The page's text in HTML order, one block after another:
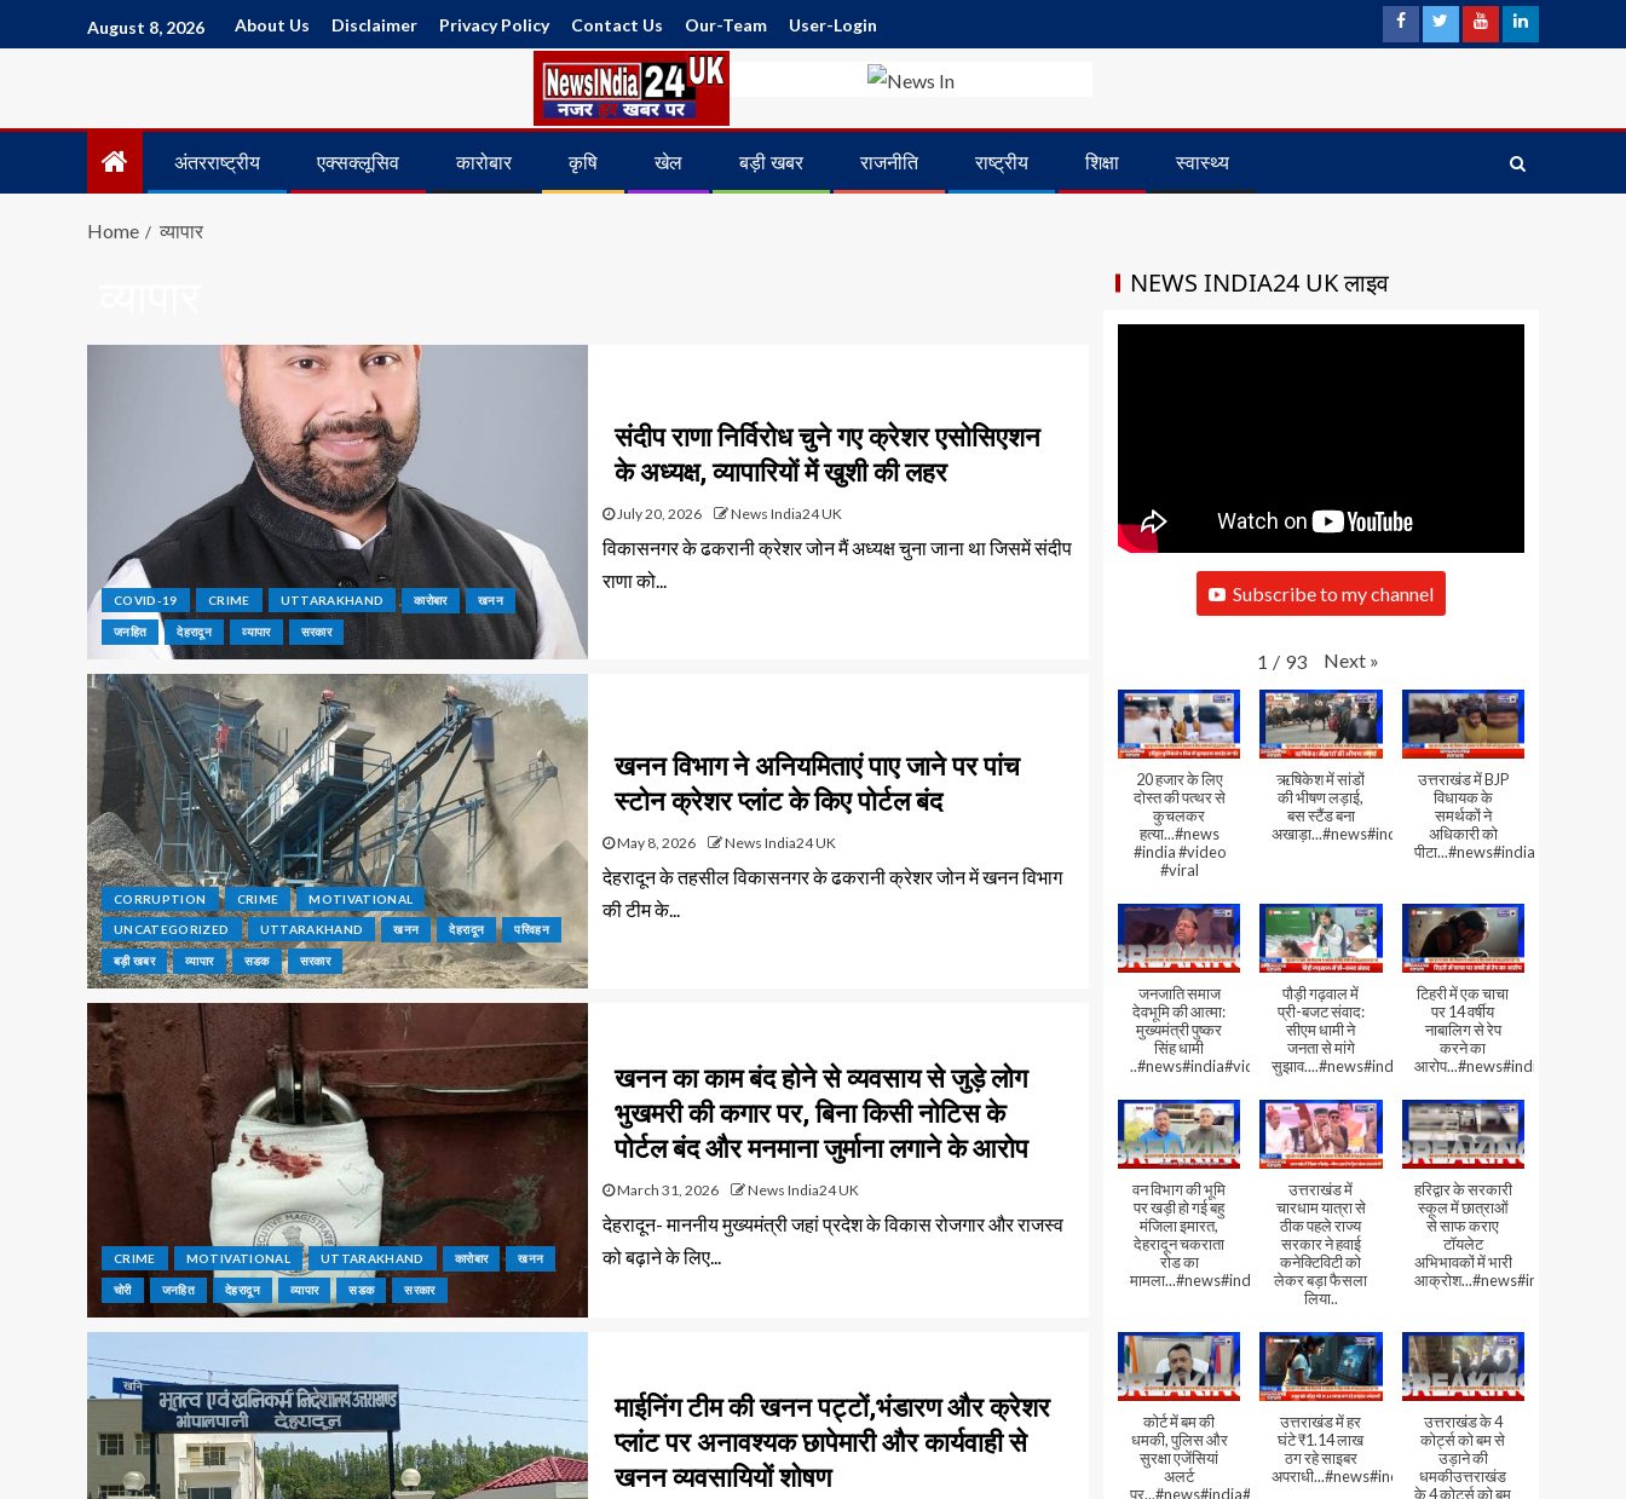
August 8, 2026 About Us Disclaimer Privacy Policy Contact Us Our-Team User-Login
अंतरराष्ट्रीय एक्सक्लूसिव कारोबार कृषि खेल बड़ी खबर राजनीति राष्ट्रीय शिक्षा स्वास्थ्य
Home व्यापार
COVID-19 CRIME UTTARAKHAND कारोबार खनन
जनहित देहरादून व्यापार सरकार
संदीप राणा निर्विरोध चुने गए क्रेशर एसोसिएशन
के अध्यक्ष, व्यापारियों में खुशी की लहर
July 20, 2026 News India24 UK
विकासनगर के ढकरानी क्रेशर जोन मैं अध्यक्ष चुना जाना था जिसमें संदीप
राणा को...
CORRUPTION CRIME MOTIVATIONAL
UNCATEGORIZED UTTARAKHAND खनन देहरादून परिवहन
बड़ी खबर व्यापार सडक सरकार
खनन विभाग ने अनियमिताएं पाए जाने पर पांच
स्टोन क्रेशर प्लांट के किए पोर्टल बंद
May 8, 2026 News India24 UK
देहरादून के तहसील विकासनगर के ढकरानी क्रेशर जोन में खनन विभाग
की टीम के...
CRIME MOTIVATIONAL UTTARAKHAND कारोबार खनन
चोरी जनहित देहरादून व्यापार सडक सरकार
खनन का काम बंद होने से व्यवसाय से जुड़े लोग
भुखमरी की कगार पर, बिना किसी नोटिस के
पोर्टल बंद और मनमाना जुर्माना लगाने के आरोप
March 31, 2026 News India24 UK
देहरादून- माननीय मुख्यमंत्री जहां प्रदेश के विकास रोजगार और राजस्व
को बढ़ाने के लिए...
माईनिंग टीम की खनन पट्टों,भंडारण और क्रेशर
प्लांट पर अनावश्यक छापेमारी और कार्यवाही से
खनन व्यवसायियों शोषण
NEWS INDIA24 UK लाइव
Subscribe to my channel
1 / 93 Next »
20 हजार के लिए
दोस्त की पत्थर से
कुचलकर
हत्या...#news
#india #video
#viral
ऋषिकेश में सांडों
की भीषण लड़ाई,
बस स्टैंड बना
अखाड़ा...#news#india#video#viral
उत्तराखंड में BJP
विधायक के
समर्थकों ने
अधिकारी को
पीटा...#news#india#video#viral
जनजाति समाज
देवभूमि की आत्मा:
मुख्यमंत्री पुष्कर
सिंह धामी
..#news#india#video#viral
पौड़ी गढ़वाल में
प्री-बजट संवाद:
सीएम धामी ने
जनता से मांगे
सुझाव....#news#india#video#viral
टिहरी में एक चाचा
पर 14 वर्षीय
नाबालिग से रेप
करने का
आरोप...#news#india#video
वन विभाग की भूमि
पर खड़ी हो गई बहु
मंजिला इमारत,
देहरादून चकराता
रोड का
मामला...#news#india#video
उत्तराखंड में
चारधाम यात्रा से
ठीक पहले राज्य
सरकार ने हवाई
कनेक्टिविटी को
लेकर बड़ा फैसला
लिया..
हरिद्वार के सरकारी
स्कूल में छात्राओं
से साफ कराए
टॉयलेट
अभिभावकों में भारी
आक्रोश...#news#india
कोर्ट में बम की
धमकी, पुलिस और
सुरक्षा एजेंसियां
अलर्ट
पर...#news#india#video#viral
उत्तराखंड में हर
घंटे ₹1.14 लाख
ठग रहे साइबर
अपराधी...#news#india#video#viral
उत्तराखंड के 4
कोर्ट्स को बम से
उड़ाने की
धमकीउत्तराखंड
के 4 कोर्ट्स को बम